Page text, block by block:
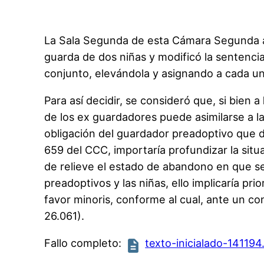
La Sala Segunda de esta Cámara
guarda de dos niñas y modificó la
conjunto, elevándola y asignando a cada
Para así decidir, se consideró que, si bien
de los ex guardadores puede asimilarse a
obligación del guardador preadoptivo que
659 del CCC, importaría profundizar la
de relieve el estado de abandono en que
preadoptivos y las niñas, ello implicaría
favor minoris, conforme al cual, ante un
26.061).
Fallo completo: texto-inicialado-